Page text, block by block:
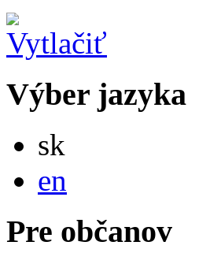
Výber jazyka
sk
en
Pre občanov